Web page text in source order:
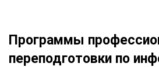
Программы
переподготовки по